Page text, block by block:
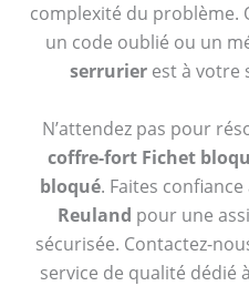
complexité du problème.
un code oublié ou un
serrurier est à votre
N’attendez pas pour
coffre-fort Fichet
bloqué. Faites
Reuland pour une
sécurisée. Contactez-
service de qualité dédié